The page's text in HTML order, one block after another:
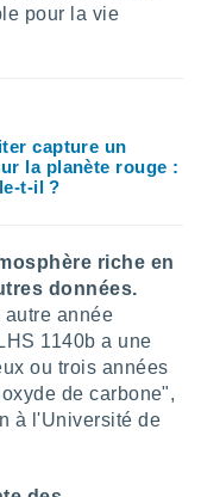
pour la vie
capture un
la planète rouge :
t-il ?
riche en
données.
autre année
1140b a une
ou trois années
de carbone",
à l'Université de